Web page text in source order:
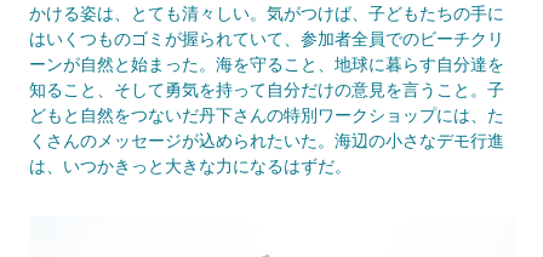
かける姿は、とても清々しい。気がつけば、子どもたちの手に
はいくつものゴミが握られていて、参加者全員でのビーチクリ
ーンが自然と始まった。海を守ること、地球に暮らす自分達を
知ること、そして勇気を持って自分だけの意見を言うこと。子
どもと自然をつないだ丹下さんの特別ワークショップには、た
くさんのメッセージが込められたいた。海辺の小さなデモ行進
は、いつかきっと大きな力になるはずだ。